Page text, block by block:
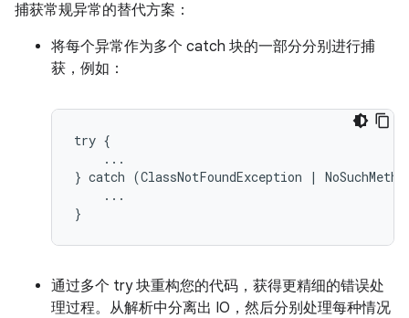
捕获常规异常的替代方案：
将每个异常作为多个 catch 块的一部分分别进行捕
获，例如：
try {
    ...
} catch (ClassNotFoundException |
    ...
}
通过多个 try 块重构您的代码，获得更精细的错误处
理过程。从解析中分离出 IO，然后分别处理每种情况